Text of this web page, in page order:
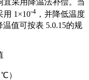
采用降温法补偿。当
用 1×10-4 ，并降低温度
值可按表 5.0.15的规
）